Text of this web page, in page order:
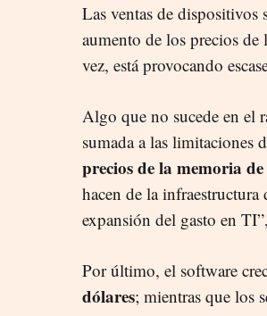
Las ventas de dispositivos
aumento de los precios
vez, está provocando
Algo que no sucede en el
sumada a las limitaciones
precios de la memoria
hacen de la
expansión del gasto en
Por último, el software
dólares; mientras que los